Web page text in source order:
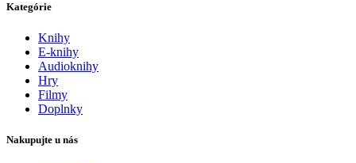
Kategórie
Knihy
E-knihy
Audioknihy
Hry
Filmy
Doplnky
Nakupujte u nás